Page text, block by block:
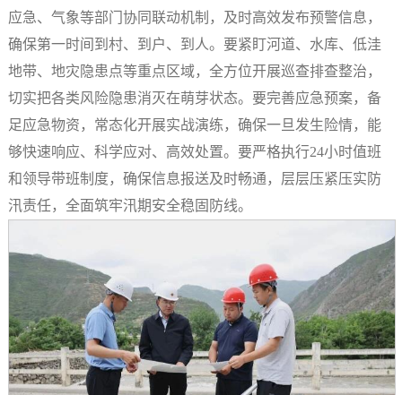
应急、气象等部门协同联动机制，及时高效发布预警信息，
确保第一时间到村、到户、到人。要紧盯河道、水库、低洼
地带、地灾隐患点等重点区域，全方位开展巡查排查整治，
切实把各类风险隐患消灭在萌芽状态。要完善应急预案，备
足应急物资，常态化开展实战演练，确保一旦发生险情，能
够快速响应、科学应对、高效处置。要严格执行24小时值班
和领导带班制度，确保信息报送及时畅通，层层压紧压实防
汛责任，全面筑牢汛期安全稳固防线。